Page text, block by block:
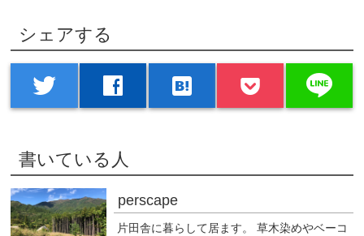
シェアする
twitter facebook hatenabookmark line
書いている人
perscape
片田舎に暮らして居ます。 草木染めやベーコ